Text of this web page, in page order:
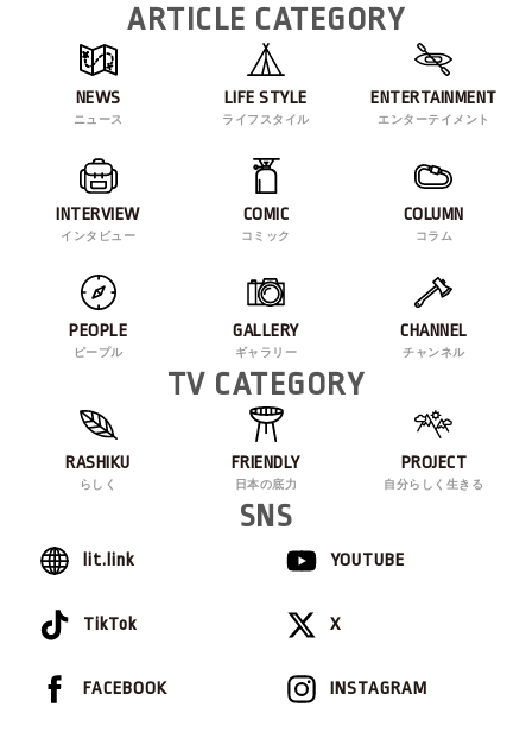
ARTICLE CATEGORY
NEWS
ニュース
LIFE STYLE
ライフスタイル
ENTERTAINMENT
エンターテイメント
INTERVIEW
インタビュー
COMIC
コミック
COLUMN
コラム
PEOPLE
ピープル
GALLERY
ギャラリー
CHANNEL
チャンネル
TV CATEGORY
RASHIKU
らしく
FRIENDLY
日本の底力
PROJECT
自分らしく生きる
SNS
lit.link YOUTUBE
TikTok X
INSTAGRAM
FACEBOOK